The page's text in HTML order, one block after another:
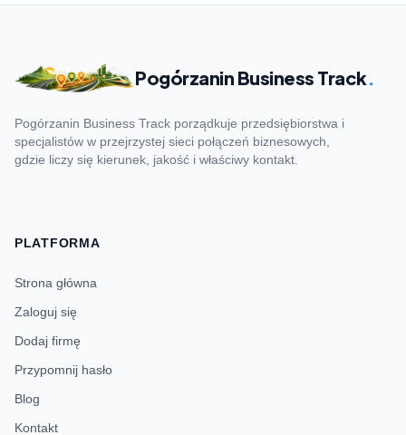
Pogórzanin Business Track.
Pogórzanin Business Track porządkuje przedsiębiorstwa i
specjalistów w przejrzystej sieci połączeń biznesowych,
gdzie liczy się kierunek, jakość i właściwy kontakt.
PLATFORMA
Strona główna
Zaloguj się
Dodaj firmę
Przypomnij hasło
Blog
Kontakt